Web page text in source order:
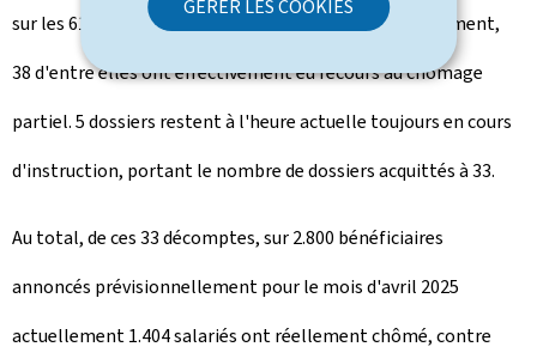
GÉRER LES COOKIES
sur les 61 demandes prévisionnelles avisées favorablement,
38d'entre elles ont effectivement eu recours au chômage
partiel. 5 dossiers restent à l'heure actuelle toujours en cours
d'instruction, portant le nombre de dossiers acquittés à 33.
Au total, de ces 33 décomptes, sur 2.800 bénéficiaires
annoncés prévisionnellement pour le mois d'avril 2025
actuellement 1.404 salariés ont réellement chômé, contre